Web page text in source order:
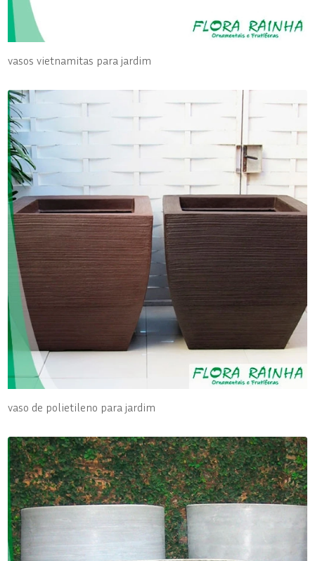
vasos vietnamitas para jardim
vaso de polietileno para jardim